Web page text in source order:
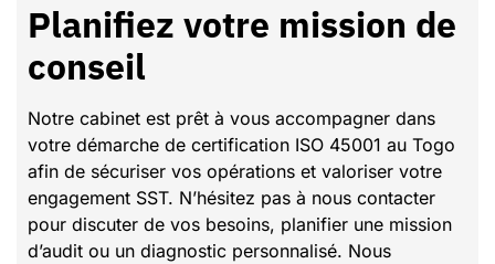
Planifiez votre mission de
conseil
Notre cabinet est prêt à vous accompagner dans
votre démarche de certification ISO 45001 au Togo
afin de sécuriser vos opérations et valoriser votre
engagement SST. N’hésitez pas à nous contacter
pour discuter de vos besoins, planifier une mission
d’audit ou un diagnostic personnalisé. Nous